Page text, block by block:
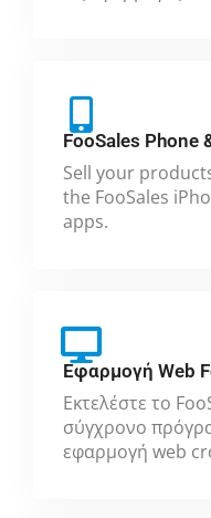
FooSales Phone
Sell your
the FooSales
apps.
Εφαρμογή Web
Εκτελέστε το
σύγχρονο
εφαρμογή web